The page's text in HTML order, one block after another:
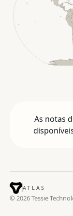
As notas
ATLAS
© 2026 Tessie